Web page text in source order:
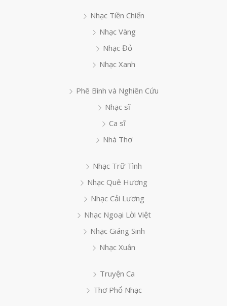
Nhạc Tiền Chiến
Nhạc Vàng
Nhạc Đỏ
Nhạc Xanh
Phê Bình và Nghiên Cứu
Nhạc sĩ
Ca sĩ
Nhà Thơ
Nhạc Trữ Tình
Nhạc Quê Hương
Nhạc Cải Lương
Nhạc Ngoại Lời Việt
Nhạc Giáng Sinh
Nhạc Xuân
Truyện Ca
Thơ Phổ Nhạc